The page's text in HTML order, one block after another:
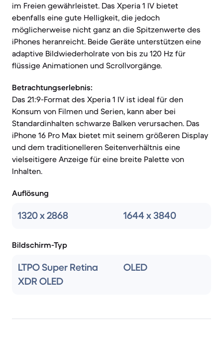
im Freien gewährleistet. Das Xperia 1 IV bietet
ebenfalls eine gute Helligkeit, die jedoch
möglicherweise nicht ganz an die Spitzenwerte des
iPhones heranreicht. Beide Geräte unterstützen eine
adaptive Bildwiederholrate von bis zu 120 Hz für
flüssige Animationen und Scrollvorgänge.
Betrachtungserlebnis:
Das 21:9-Format des Xperia 1 IV ist ideal für den
Konsum von Filmen und Serien, kann aber bei
Standardinhalten schwarze Balken verursachen. Das
iPhone 16 Pro Max bietet mit seinem größeren Display
und dem traditionelleren Seitenverhältnis eine
vielseitigere Anzeige für eine breite Palette von
Inhalten.
Auflösung
1320 x 2868 1644 x 3840
Bildschirm-Typ
LTPO Super Retina
XDR OLED
OLED